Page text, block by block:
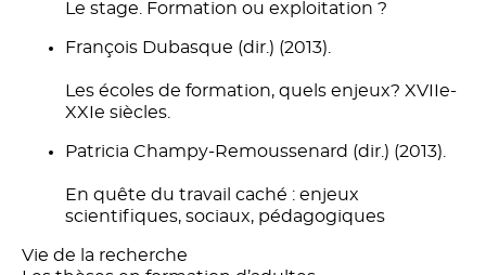
Le stage. Formation ou exploitation ?
François Dubasque (dir.) (2013).
Les écoles de formation, quels enjeux? XVIIe-
XXIe siècles.
Patricia Champy-Remoussenard (dir.) (2013).
En quête du travail caché : enjeux
scientifiques, sociaux, pédagogiques
Vie de la recherche